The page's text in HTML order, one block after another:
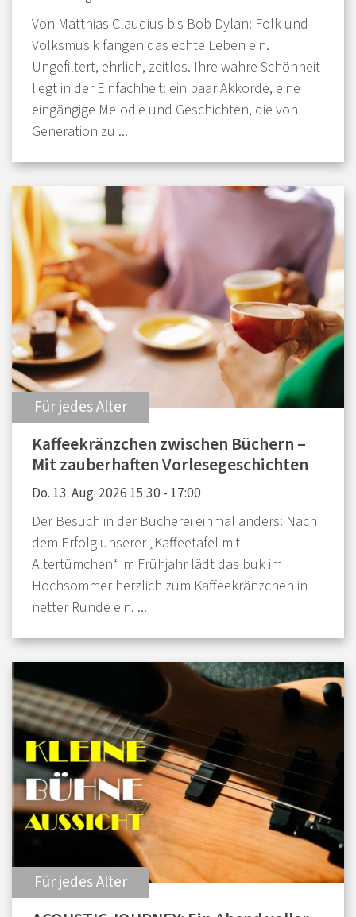
Von Matthias Claudius bis Bob Dylan: Folk und
Volksmusik fangen das echte Leben ein.
Ungefiltert, ehrlich, zeitlos. Ihre wahre Schönheit
liegt in der Einfachheit: ein paar Akkorde, eine
eingängige Melodie und Geschichten, die von
Generation zu ...
Für jedes Alter:
Kaffeekränzchen zwischen Büchern –
Mit zauberhaften Vorlesegeschichten
Do. 13. Aug. 2026 15:30 - 17:00
Der Besuch in der Bücherei einmal anders: Nach
dem Erfolg unserer „Kaffeetafel mit
Altertümchen“ im Frühjahr lädt das buk im
Hochsommer herzlich zum Kaffeekränzchen in
netter Runde ein. ...
Für jedes Alter: